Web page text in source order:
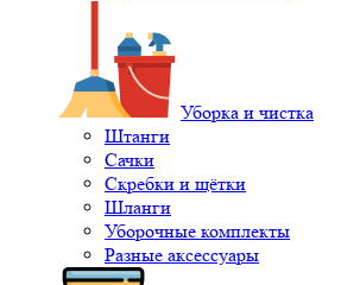
Уборка и чистка
Штанги
Сачки
Скребки и щётки
Шланги
Уборочные комплекты
Разные аксессуары